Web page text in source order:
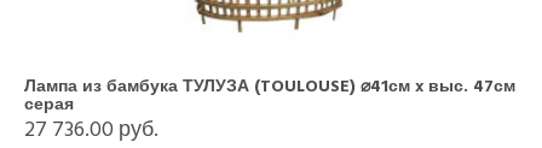
Лампа из бамбука ТУЛУЗА (TOULOUSE) ⌀41см x выс. 47см
серая
27 736.00 руб.